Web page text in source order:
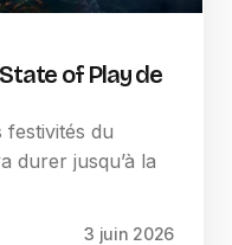
of Play de
du
durer jusqu’à la
3 juin 2026